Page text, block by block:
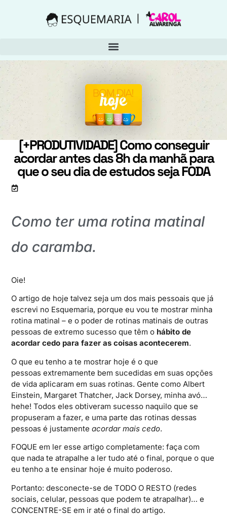
[+PRODUTIVIDADE] Como conseguir
acordar antes das 8h da manhã para
que o seu dia de estudos seja FODA
Como ter uma rotina matinal
do caramba.
Oie!
O artigo de hoje talvez seja um dos mais pessoais que já
escrevi no Esquemaria, porque eu vou te mostrar minha
rotina matinal – e o poder de rotinas matinais de outras
pessoas de extremo sucesso que têm o hábito de
acordar cedo para fazer as coisas acontecerem.
O que eu tenho a te mostrar hoje é o que
pessoas extremamente bem sucedidas em suas opções
de vida aplicaram em suas rotinas. Gente como Albert
Einstein, Margaret Thatcher, Jack Dorsey, minha avó…
hehe! Todos eles obtiveram sucesso naquilo que se
propuseram a fazer, e uma parte das rotinas dessas
pessoas é justamenteacordar mais cedo.
FOQUE em ler esse artigo completamente: faça com
que nada te atrapalhe a ler tudo até o final, porque o que
eu tenho a te ensinar hoje é muito poderoso.
Portanto: desconecte-se de TODO O RESTO (redes
sociais, celular, pessoas que podem te atrapalhar)… e
CONCENTRE-SE em ir até o final do artigo.